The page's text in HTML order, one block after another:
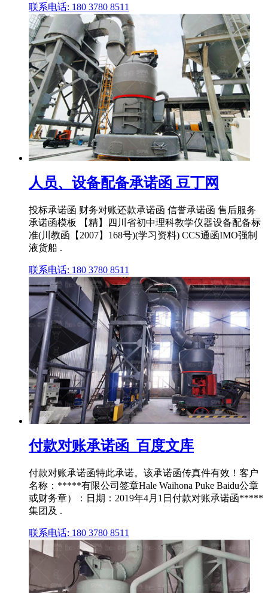
联系电话: 180 3780 8511
人员、设备配备承诺函 豆丁网
投标承诺函 财务对账还款承诺函 信誉承诺函 售后服务
承诺函模板 【精】四川省初中理科教学仪器设备配备标
准(川教函【2007】168号)(学习资料) CCS通函IMO强制
液货船 .
联系电话: 180 3780 8511
付款对账承诺函_百度文库
付款对账承诺函特此承诺。该承诺函传真件有效！客户
名称：*****有限公司签章Hale Waihona Puke Baidu公章
或财务章）：日期：2019年4月1日付款对账承诺函*****
集团及 .
联系电话: 180 3780 8511